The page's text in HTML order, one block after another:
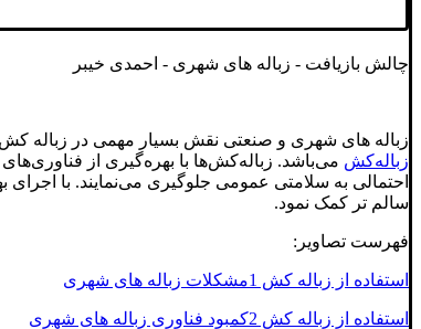
چالش بازیافت - زباله های شهری - احمدی خیبر
زباله‌ های شهری و صنعتی نقش بسیار مهمی در زباله کش
زباله‌کش می‌باشد. زباله‌کش‌ها با بهره‌گیری از
احتمالی به سلامتی عمومی جلوگیری می‌نمایند. با
سالم تر کمک نمود.
فهرست تصاویر:
استفاده از زباله کش 1مشکلات زباله های شهری
استفاده از زباله کش 2کمبود فناوری زباله های شهری